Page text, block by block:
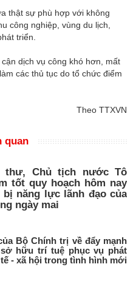
thật sự phù hợp với không
công nghiệp, vùng du lịch,
triển.
dịch vụ công khó hơn, mất
các thủ tục do tổ chức điểm
Theo TTXVN
quan
thư, Chủ tịch nước Tô
tốt quy hoạch hôm nay
bị năng lực lãnh đạo của
ngày mai
Bộ Chính trị về đẩy mạnh
hữu trí tuệ phục vụ phát
- xã hội trong tình hình mới